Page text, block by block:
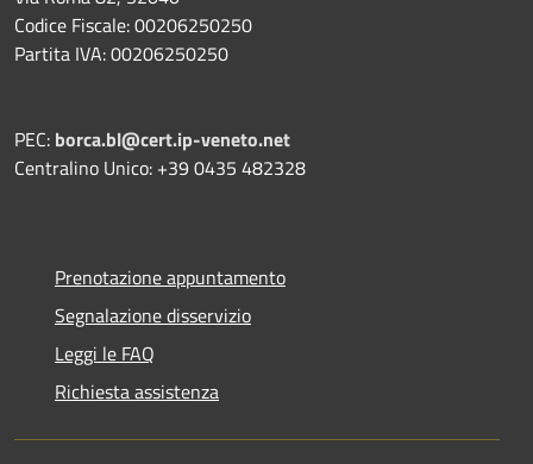
Codice Fiscale: 00206250250
Partita IVA: 00206250250
PEC: borca.bl@cert.ip-veneto.net
Centralino Unico: +39 0435 482328
Prenotazione appuntamento
Segnalazione disservizio
Leggi le FAQ
Richiesta assistenza